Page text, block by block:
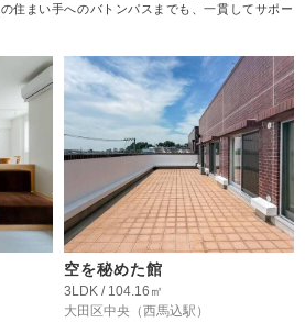
住まい手へのバトンパスまでも、一貫してサポー
空を秘めた館
3LDK / 104.16㎡
大田区中央 （西馬込駅）